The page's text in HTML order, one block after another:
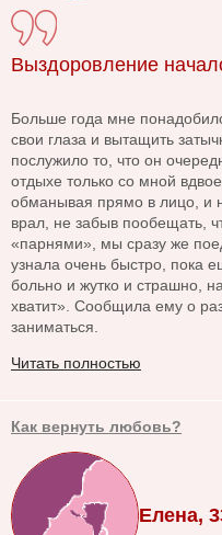
Выздоровление
Больше года мне
свои глаза и вытащить
послужило то, что он
отдыхе только со мной
обманывая прямо в лицо, и
врал, не забыв пообещать,
«парнями», мы сразу же
узнала очень быстро, пока
больно и жутко и страшно,
хватит». Сообщила ему о
заниматься.
Читать полностью
Как вернуть любовь?
Елена,